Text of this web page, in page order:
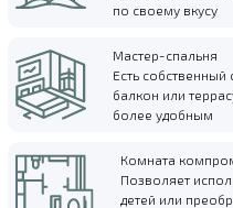
по своему вкусу
Мастер-спальня
Есть
балкон или
более удобным
Комната
Позволяет
детей или